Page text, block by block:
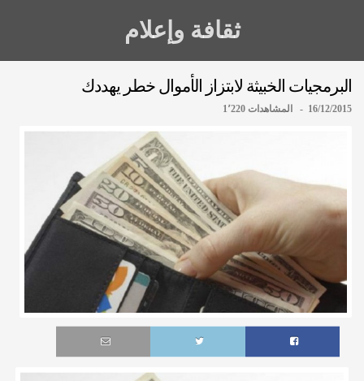
ثقافة وإعلام
البرمجيات الخبيثة لابتزاز الأموال خطر يهددك
16/12/2015 - المشاهدات 1٬220